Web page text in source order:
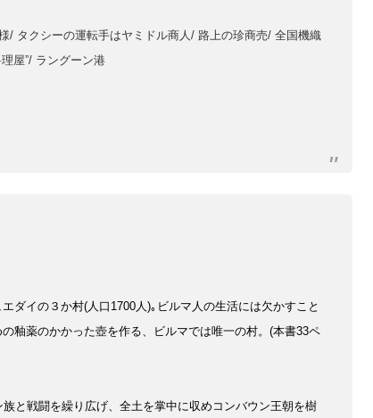
/ タクシーの運転手はヤミドル商人/ 路上の珍商売/ 全国機織
屋”/ ラングーン港
ダイの３か村(人口1700人)｡ビルマ人の生活には欠かすこと
釉薬のかかった壺を作る、ビルマでは唯一の村。(本書33ペ
族と戦闘を繰り広げ、全土を掌中に収めコンバウン王朝を樹